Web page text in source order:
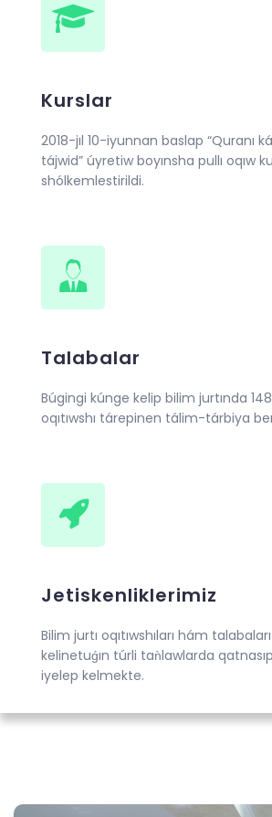
Kurslar
2018-jıl 10-iyunnan baslap “Quranı
tájwid” úyretiw boyınsha pullı oqıw
shólkemlestirildi.
Talabalar
Búgingi kúnge kelip bilim jurtında
oqıtıwshı tárepinen tálim-tárbiya
Jetiskenliklerimiz
Bilim jurtı oqıtıwshıları hám
kelinetuǵın túrli taǹlawlarda qatnasıp
iyelep kelmekte.